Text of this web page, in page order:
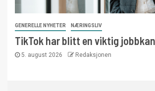
GENERELLE NYHETER NÆRINGSLIV
TikTok har blitt en viktig
5. august 2026 Redaksjonen